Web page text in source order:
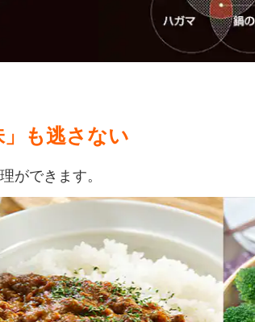
も逃さない
ができます。